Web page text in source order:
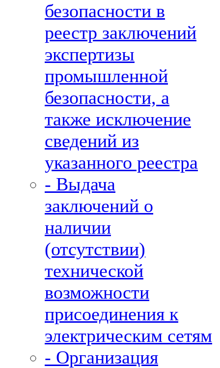
безопасности в
реестр заключений
экспертизы
промышленной
безопасности, а
также исключение
сведений из
указанного реестра
- Выдача
заключений о
наличии
(отсутствии)
технической
возможности
присоединения к
электрическим сетям
- Организация